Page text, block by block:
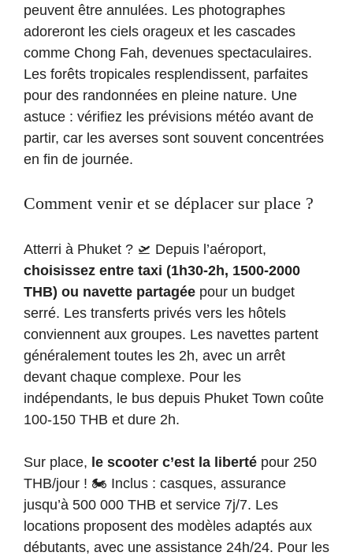
peuvent être annulées. Les photographes
adoreront les ciels orageux et les cascades
comme Chong Fah, devenues spectaculaires.
Les forêts tropicales resplendissent, parfaites
pour des randonnées en pleine nature. Une
astuce : vérifiez les prévisions météo avant de
partir, car les averses sont souvent concentrées
en fin de journée.
Comment venir et se déplacer sur place ?
Atterri à Phuket ? 🛫 Depuis l’aéroport,
choisissez entre taxi (1h30-2h, 1500-2000
THB) ou navette partagée pour un budget
serré. Les transferts privés vers les hôtels
conviennent aux groupes. Les navettes partent
généralement toutes les 2h, avec un arrêt
devant chaque complexe. Pour les
indépendants, le bus depuis Phuket Town coûte
100-150 THB et dure 2h.
Sur place, le scooter c’est la liberté pour 250
THB/jour ! 🏍️ Inclus : casques, assurance
jusqu’à 500 000 THB et service 7j/7. Les
locations proposent des modèles adaptés aux
débutants, avec une assistance 24h/24. Pour les